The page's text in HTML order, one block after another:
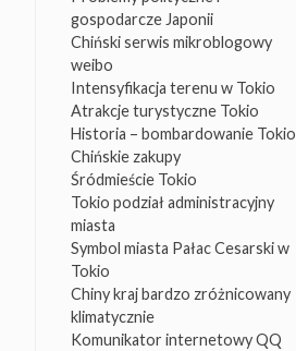
gospodarcze Japonii
Chiński serwis mikroblogowy
weibo
Intensyfikacja terenu w Tokio
Atrakcje turystyczne Tokio
Historia – bombardowanie Tokio
Chińskie zakupy
Śródmieście Tokio
Tokio podział administracyjny
miasta
Symbol miasta Pałac Cesarski w
Tokio
Chiny kraj bardzo zróżnicowany
klimatycznie
Komunikator internetowy QQ